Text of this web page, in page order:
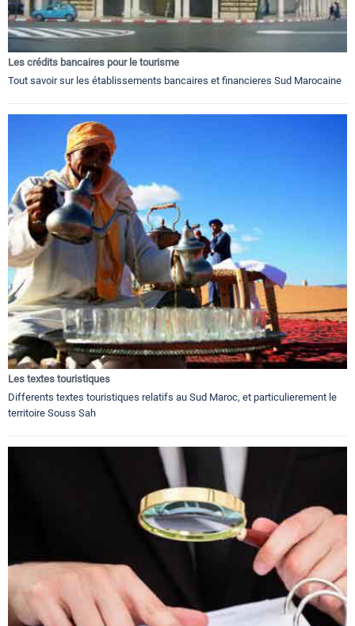
Les crédits bancaires pour le tourisme
Tout savoir sur les établissements bancaires et financieres Sud Marocaine
Les textes touristiques
Differents textes touristiques relatifs au Sud Maroc, et particulierement le
territoire Souss Sah